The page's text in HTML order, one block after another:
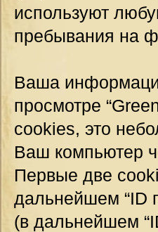
используют
пребывания на
Ваша
просмотре
cookies, это
Ваш компьютер
Первые две
дальнейшем “ID
(в дальнейшем